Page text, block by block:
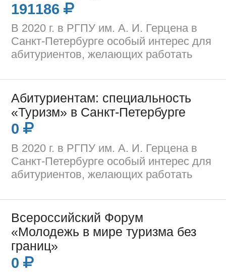
191186
В 2020 г. в РГПУ им. А. И. Герцена в
Санкт-Петербурге особый интерес для
абитуриентов, желающих работать
Абитуриентам: специальность
«Туризм» в Санкт-Петербурге
0
В 2020 г. в РГПУ им. А. И. Герцена в
Санкт-Петербурге особый интерес для
абитуриентов, желающих работать
Всероссийский Форум
«Молодежь в мире туризма без
границ»
0